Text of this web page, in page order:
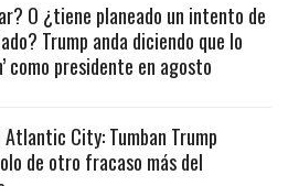
O ¿tiene planeado un intento de
Trump anda diciendo que lo
como presidente en agosto
Atlantic City: Tumban Trump
de otro fracaso más del